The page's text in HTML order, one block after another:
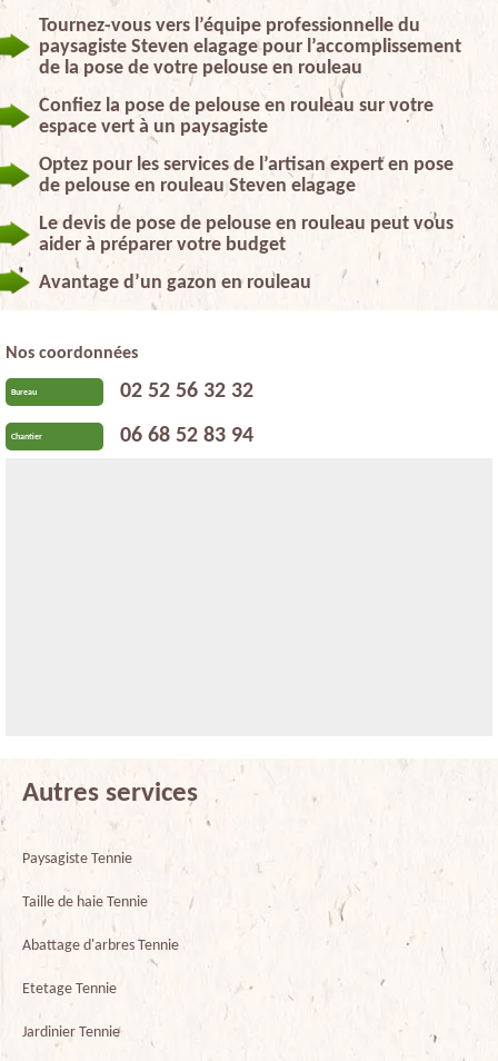
Tournez-vous vers l’équipe professionnelle du
paysagiste Steven elagage pour l’accomplissement
de la pose de votre pelouse en rouleau
Confiez la pose de pelouse en rouleau sur votre
espace vert à un paysagiste
Optez pour les services de l’artisan expert en pose
de pelouse en rouleau Steven elagage
Le devis de pose de pelouse en rouleau peut vous
aider à préparer votre budget
Avantage d’un gazon en rouleau
Nos coordonnées
Bureau 02 52 56 32 32
Chantier 06 68 52 83 94
Autres services
Paysagiste Tennie
Taille de haie Tennie
Abattage d'arbres Tennie
Etetage Tennie
Jardinier Tennie